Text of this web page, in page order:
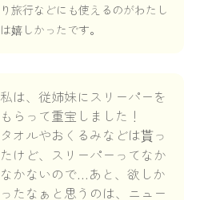
り旅行などにも使えるのがわたし
は嬉しかったです。
私は、従姉妹にスリーパーを
もらって重宝しました！
タオルやおくるみなどは貰っ
たけど、スリーパーってなか
なかないので…あと、欲しか
ったなぁと思うのは、ニュー